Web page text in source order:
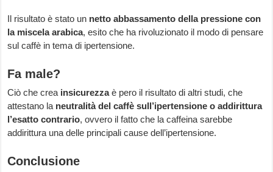
Il risultato è stato un netto abbassamento della pressione con
la miscela arabica, esito che ha rivoluzionato il modo di pensare
sul caffè in tema di ipertensione.
Fa male?
Ciò che crea insicurezzaè pero il risultato di altri studi, che
attestano la neutralità del caffè sull’ipertensione o addirittura
l’esatto contrario, ovvero il fatto che la caffeina sarebbe
addirittura una delle principali cause dell’ipertensione.
Conclusione